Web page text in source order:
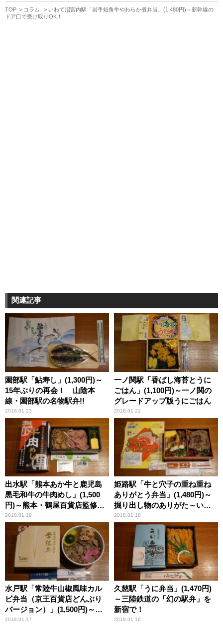
TOP コラム
いわて沼宮内駅「岩手短角牛やわらか煮弁当」(1,480円)～新幹線の
ドア口で受け取りOK！
関連記事
園部駅「鮎寿し」(1,300円)～
15年ぶりの再会！ 山陰本
線・園部駅の名物駅弁!!
2018.01.23
一ノ関駅「香ばし海苔とうに
ごはん」(1,100円)～一ノ関の
グレードアップ版うにごはん
2018.01.22
出水駅「熊本あか牛と鹿児島
黒毛和牛の牛肉めし」(1,500
円)～熊本・鶴屋百貨店監修！
希少な「あか牛」と日本一の
「黒牛」駅弁！
2018.01.19
姫路駅「牛と穴子の重ね重ね
ありがとう弁当」(1,480円)～
掘り出し物のありがた～い駅
弁！
2018.01.18
水戸駅「常陸牛山椒風味カル
ビ弁当（京王百貨店どんぶり
バージョン）」(1,500円)～カ
ラダに優しい大人のカルビ！
2018.01.17
久慈駅「うに弁当」(1,470円)
～三陸鉄道の「幻の駅弁」を
新宿で！
2018.01.16